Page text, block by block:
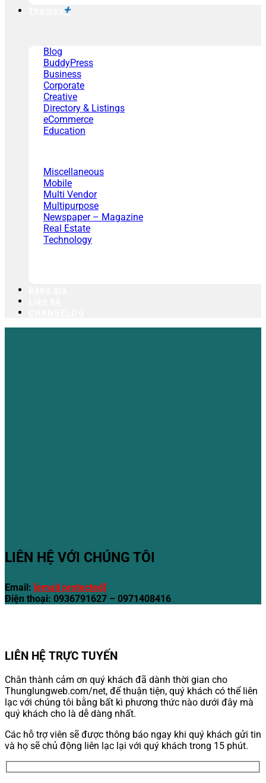
Blog
BuddyPress
Business
Corporate
Creative
Directory & Listings
eCommerce
Education
Miscellaneous
Mobile
Multi Vendor
Multipurpose
Newspaper – Magazine
Real Estate
Technology
LIÊN HỆ VỚI CHÚNG TÔI
Email: [email protected]
Điện thoại: 0936791627 – 0971408416
LIÊN HỆ TRỰC TUYẾN
Chân thành cảm ơn quý khách đã dành thời gian cho
Thunglungweb.com/net, để thuận tiện, quý khách có thể liên
lạc với chúng tôi bằng bất kì phương thức nào dưới đây mà
quý khách cho là dễ dàng nhất.
Các hỗ trợ viên sẽ được thông báo ngay khi quý khách gửi tin
và họ sẽ chủ động liên lạc lại với quý khách trong 15 phút.